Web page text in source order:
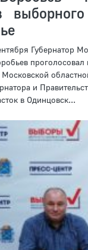
Губернатор
проголосовал
Московской
и
в Одинцовск...